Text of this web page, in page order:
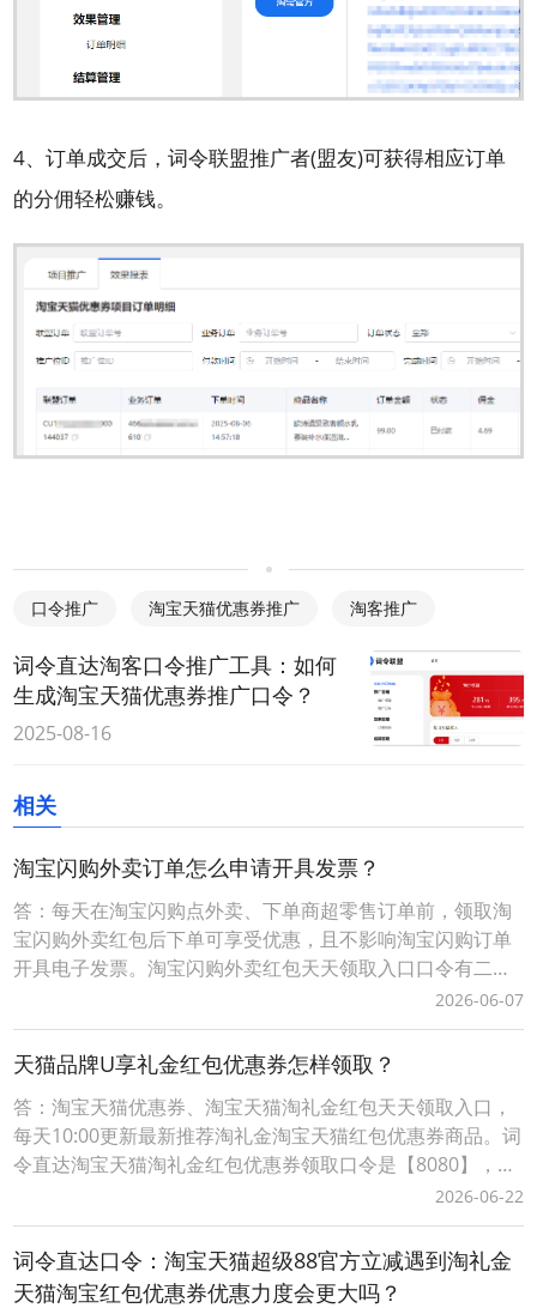
4、订单成交后，词令联盟推广者(盟友)可获得相应订单
的分佣轻松赚钱。
口令推广 淘宝天猫优惠券推广 淘客推广
词令直达淘客口令推广工具：如何
生成淘宝天猫优惠券推广口令？
2025-08-16
相关
淘宝闪购外卖订单怎么申请开具发票？
答：每天在淘宝闪购点外卖、下单商超零售订单前，领取淘
宝闪购外卖红包后下单可享受优惠，且不影响淘宝闪购订单
开具电子发票。淘宝闪购外卖红包天天领取入口口令有二种
方式：1、淘宝闪购外卖红包领取口令【188288】，打开手
机淘宝APP，顶部选择导航【闪购外卖】后，输入淘宝闪购
外卖红包领取口令【188288】，即可成功领取当天可用的有
效外卖红包。2、词令直达外卖红包领取口
2026-06-07
天猫品牌U享礼金红包优惠券怎样领取？
答：淘宝天猫优惠券、淘宝天猫淘礼金红包天天领取入口，
每天10:00更新最新推荐淘礼金淘宝天猫红包优惠券商品。词
令直达淘宝天猫淘礼金红包优惠券领取口令是【8080】，每
天淘宝天猫购物前打开词令App，输入口令【 8080 】，搜
索进入前往淘礼金淘宝天猫红包优惠券领取入口挑选要购买
的商品领取淘宝天猫优惠券、淘宝天猫商品红包；词令直达
淘宝天猫优惠券淘礼金红包领取口令如
2026-06-22
词令直达口令：淘宝天猫超级88官方立减遇到淘礼金
天猫淘宝红包优惠券优惠力度会更大吗？